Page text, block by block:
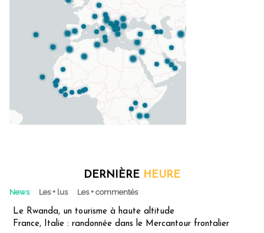
DERNIÈRE HEURE
News Les + lus Les + commentés
Le Rwanda, un tourisme à haute altitude
France, Italie : randonnée dans le Mercantour frontalier